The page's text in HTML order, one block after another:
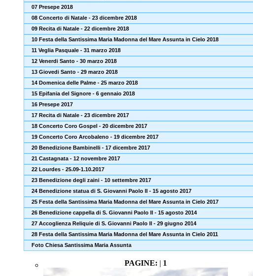
07 Presepe 2018
08 Concerto di Natale - 23 dicembre 2018
09 Recita di Natale - 22 dicembre 2018
10 Festa della Santissima Maria Madonna del Mare Assunta in Cielo 2018
11 Veglia Pasquale - 31 marzo 2018
12 Venerdi Santo - 30 marzo 2018
13 Giovedi Santo - 29 marzo 2018
14 Domenica delle Palme - 25 marzo 2018
15 Epifania del Signore - 6 gennaio 2018
16 Presepe 2017
17 Recita di Natale - 23 dicembre 2017
18 Concerto Coro Gospel - 20 dicembre 2017
19 Concerto Coro Arcobaleno - 19 dicembre 2017
20 Benedizione Bambinelli - 17 dicembre 2017
21 Castagnata - 12 novembre 2017
22 Lourdes - 25.09-1.10.2017
23 Benedizione degli zaini - 10 settembre 2017
24 Benedizione statua di S. Giovanni Paolo II - 15 agosto 2017
25 Festa della Santissima Maria Madonna del Mare Assunta in Cielo 2017
26 Benedizione cappella di S. Giovanni Paolo II - 15 agosto 2014
27 Accoglienza Reliquie di S. Giovanni Paolo II - 29 giugno 2014
28 Festa della Santissima Maria Madonna del Mare Assunta in Cielo 2011
Foto Chiesa Santissima Maria Assunta
PAGINE: | 1